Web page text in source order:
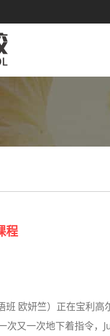
程
欧妍竺）正在宝利高
又一次地下着指令，